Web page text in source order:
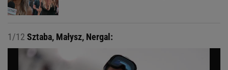
1/12 Sztaba, Małysz, Nergal: